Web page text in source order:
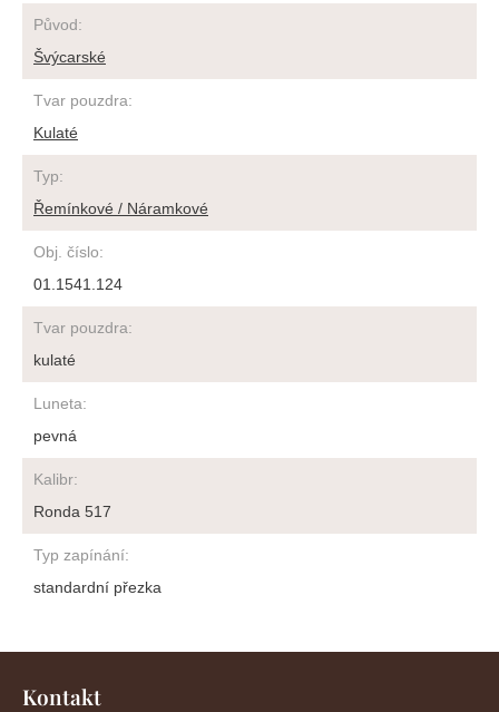
Původ:
Švýcarské
Tvar pouzdra:
Kulaté
Typ:
Řemínkové / Náramkové
Obj. číslo:
01.1541.124
Tvar pouzdra:
kulaté
Luneta:
pevná
Kalibr:
Ronda 517
Typ zapínání:
standardní přezka
Kontakt